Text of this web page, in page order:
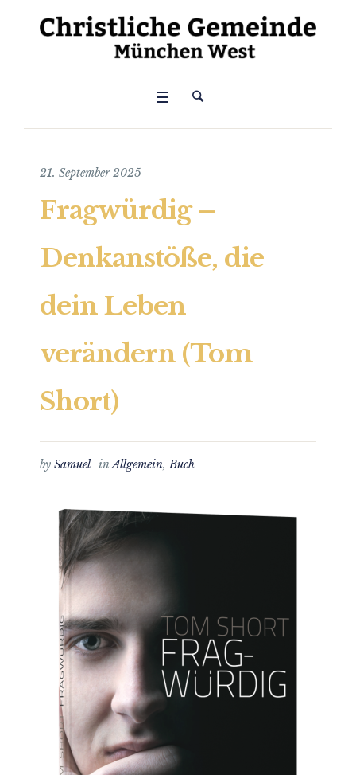
21. September 2025
Fragwürdig –
Denkanstöße, die
dein Leben
verändern (Tom
Short)
by Samuel inAllgemein,Buch